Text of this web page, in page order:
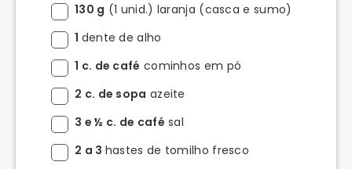
130 g (1 unid.) laranja (casca e sumo)
1 dente de alho
1 c. de café cominhos em pó
2 c. de sopa azeite
3 e ½ c. de café sal
2 a 3 hastes de tomilho fresco